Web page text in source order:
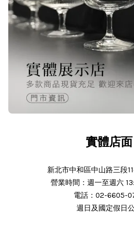
O***
24/Nov/2025 02:15 pm
實體店面
新北市中和區中山路三段
營業時間：週一至週六
電話：02-6605-
週日及國定假日